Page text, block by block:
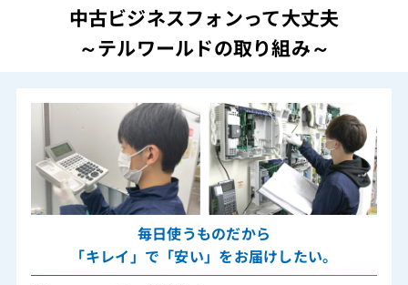
中古ビジネスフォンって大丈夫
～テルワールドの取り組み～
毎日使うものだから
「キレイ」で「安い」をお届けしたい。